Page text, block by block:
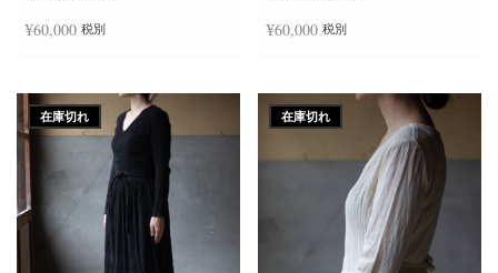
¥60,000 税別 ¥60,000 税別
在庫切れ 在庫切れ